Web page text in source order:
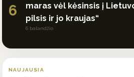
6
maras vėl kėsinsis į
pilsis ir jo kraujas“
6 balandžio
NAUJAUSIA